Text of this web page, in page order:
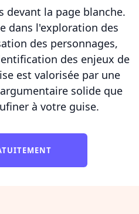
devant la page blanche.
dans l'exploration des
des personnages,
des enjeux de
est valorisée par une
solide que
à votre guise.